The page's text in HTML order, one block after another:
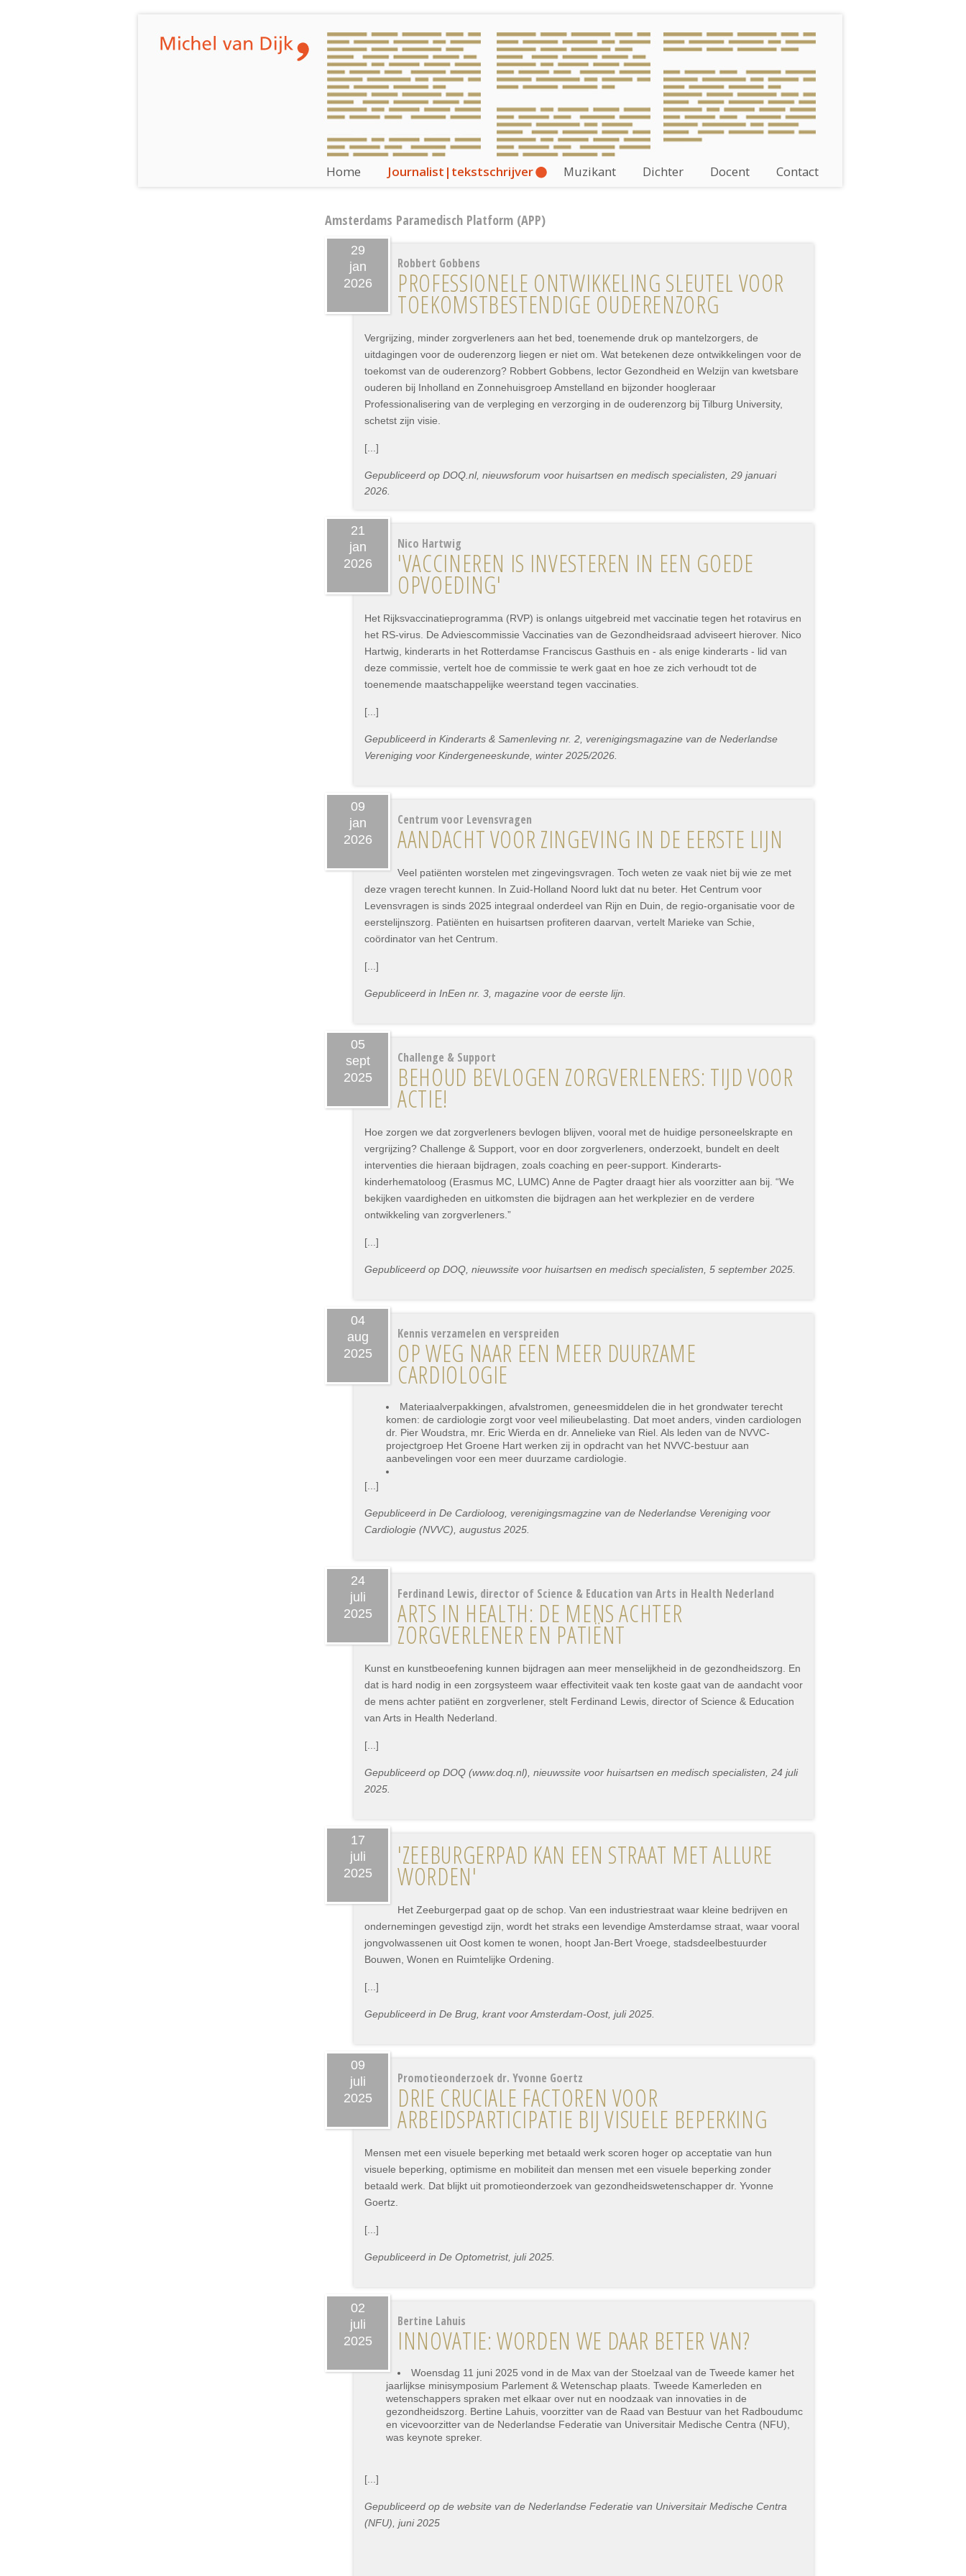
Home Journalist|tekstschrijver Muzikant Dichter Docent Contact
Amsterdams Paramedisch Platform (APP)
29
jan
2026
Robbert Gobbens
PROFESSIONELE ONTWIKKELING SLEUTEL VOOR
TOEKOMST­BESTENDIGE OUDEREN­ZORG
Vergrijzing, minder zorgverleners aan het bed, toenemende druk op mantelzorgers, de
uitdagingen voor de ouderenzorg liegen er niet om. Wat betekenen deze ontwikkelingen voor de
toekomst van de ouderenzorg? Robbert Gobbens, lector Gezondheid en Welzijn van kwetsbare
ouderen bij Inholland en Zonnehuisgroep Amstelland en bijzonder hoogleraar
Professionalisering van de verpleging en verzorging in de ouderenzorg bij Tilburg University,
schetst zijn visie.
[...]
Gepubliceerd op DOQ.nl, nieuwsforum voor huisartsen en medisch specialisten, 29 januari
2026.
21
jan
2026
Nico Hartwig
'VACCINEREN IS INVESTEREN IN EEN GOEDE
OPVOEDING'
Het Rijksvaccinatieprogramma (RVP) is onlangs uitgebreid met vaccinatie tegen het rotavirus en
het RS-virus. De Adviescommissie Vaccinaties van de Gezondheidsraad adviseert hierover. Nico
Hartwig, kinderarts in het Rotterdamse Franciscus Gasthuis en - als enige kinderarts - lid van
deze commissie, vertelt hoe de commissie te werk gaat en hoe ze zich verhoudt tot de
toenemende maatschappelijke weerstand tegen vaccinaties.
[...]
Gepubliceerd in Kinderarts & Samenleving nr. 2, verenigingsmagazine van de Nederlandse
Vereniging voor Kindergeneeskunde, winter 2025/2026.
09
jan
2026
Centrum voor Levensvragen
AANDACHT VOOR ZINGEVING IN DE EERSTE LIJN
Veel patiënten worstelen met zingevingsvragen. Toch weten ze vaak niet bij wie ze met
deze vragen terecht kunnen. In Zuid-Holland Noord lukt dat nu beter. Het Centrum voor
Levensvragen is sinds 2025 integraal onderdeel van Rijn en Duin, de regio-organisatie voor de
eerstelijnszorg. Patiënten en huisartsen profiteren daarvan, vertelt Marieke van Schie,
coördinator van het Centrum.
[...]
Gepubliceerd in InEen nr. 3, magazine voor de eerste lijn.
05
sept
2025
Challenge & Support
BEHOUD BEVLOGEN ZORGVERLENERS: TIJD VOOR
ACTIE!
Hoe zorgen we dat zorgverleners bevlogen blijven, vooral met de huidige personeelskrapte en
vergrijzing? Challenge & Support, voor en door zorgverleners, onderzoekt, bundelt en deelt
interventies die hieraan bijdragen, zoals coaching en peer-support. Kinderarts-
kinderhematoloog (Erasmus MC, LUMC) Anne de Pagter draagt hier als voorzitter aan bij. “We
bekijken vaardigheden en uitkomsten die bijdragen aan het werkplezier en de verdere
ontwikkeling van zorgverleners.”
[...]
Gepubliceerd op DOQ, nieuwssite voor huisartsen en medisch specialisten, 5 september 2025.
04
aug
2025
Kennis verzamelen en verspreiden
OP WEG NAAR EEN MEER DUURZAME
CARDIOLOGIE
Materiaalverpakkingen, afvalstromen, geneesmiddelen die in het grondwater terecht
komen: de cardiologie zorgt voor veel milieubelasting. Dat moet anders, vinden cardiologen
dr. Pier Woudstra, mr. Eric Wierda en dr. Annelieke van Riel. Als leden van de NVVC-
projectgroep Het Groene Hart werken zij in opdracht van het NVVC-bestuur aan
aanbevelingen voor een meer duurzame cardiologie.
[...]
Gepubliceerd in De Cardioloog, verenigingsmagzine van de Nederlandse Vereniging voor
Cardiologie (NVVC), augustus 2025.
24
juli
2025
Ferdinand Lewis, director of Science & Education van Arts in Health Nederland
ARTS IN HEALTH: DE MENS ACHTER
ZORGVERLENER EN PATIËNT
Kunst en kunstbeoefening kunnen bijdragen aan meer menselijkheid in de gezondheidszorg. En
dat is hard nodig in een zorgsysteem waar effectiviteit vaak ten koste gaat van de aandacht voor
de mens achter patiënt en zorgverlener, stelt Ferdinand Lewis, director of Science & Education
van Arts in Health Nederland.
[...]
Gepubliceerd op DOQ (www.doq.nl), nieuwssite voor huisartsen en medisch specialisten, 24 juli
2025.
17
juli
2025
'ZEEBURGERPAD KAN EEN STRAAT MET ALLURE
WORDEN'
Het Zeeburgerpad gaat op de schop. Van een industriestraat waar kleine bedrijven en
ondernemingen gevestigd zijn, wordt het straks een levendige Amsterdamse straat, waar vooral
jongvolwassenen uit Oost komen te wonen, hoopt Jan-Bert Vroege, stadsdeelbestuurder
Bouwen, Wonen en Ruimtelijke Ordening.
[...]
Gepubliceerd in De Brug, krant voor Amsterdam-Oost, juli 2025.
09
juli
2025
Promotieonderzoek dr. Yvonne Goertz
DRIE CRUCIALE FACTOREN VOOR
ARBEIDSPARTICIPATIE BIJ VISUELE BEPERKING
Mensen met een visuele beperking met betaald werk scoren hoger op acceptatie van hun
visuele beperking, optimisme en mobiliteit dan mensen met een visuele beperking zonder
betaald werk. Dat blijkt uit promotieonderzoek van gezondheidswetenschapper dr. Yvonne
Goertz.
[...]
Gepubliceerd in De Optometrist, juli 2025.
02
juli
2025
Bertine Lahuis
INNOVATIE: WORDEN WE DAAR BETER VAN?
Woensdag 11 juni 2025 vond in de Max van der Stoelzaal van de Tweede kamer het
jaarlijkse minisymposium Parlement & Wetenschap plaats. Tweede Kamerleden en
wetenschappers spraken met elkaar over nut en noodzaak van innovaties in de
gezondheidszorg. Bertine Lahuis, voorzitter van de Raad van Bestuur van het Radboudumc
en vicevoorzitter van de Nederlandse Federatie van Universitair Medische Centra (NFU),
was keynote spreker.
[...]
Gepubliceerd op de website van de Nederlandse Federatie van Universitair Medische Centra
(NFU), juni 2025